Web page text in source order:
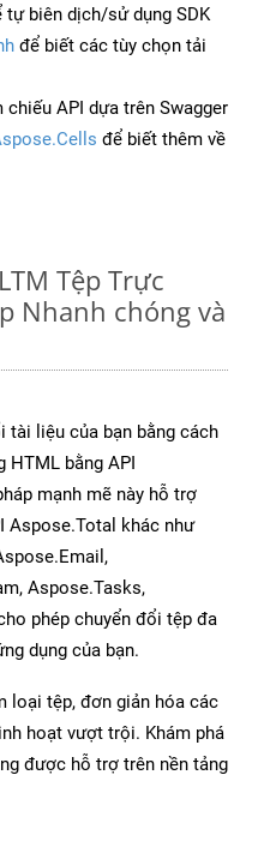
tự biên dịch/sử dụng SDK
để biết các tùy chọn tải
chiếu API dựa trên Swagger
để biết thêm về
Tệp Trực
Nhanh chóng và
tài liệu của bạn bằng cách
HTML bằng API
mạnh mẽ này hỗ trợ
Aspose.Total khác như
Aspose.Tasks,
phép chuyển đổi tệp đa
dụng của bạn.
loại tệp, đơn giản hóa các
hoạt vượt trội. Khám phá
được hỗ trợ trên nền tảng